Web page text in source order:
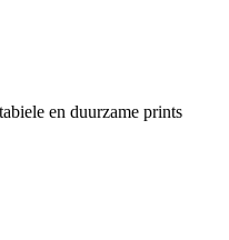
en duurzame prints